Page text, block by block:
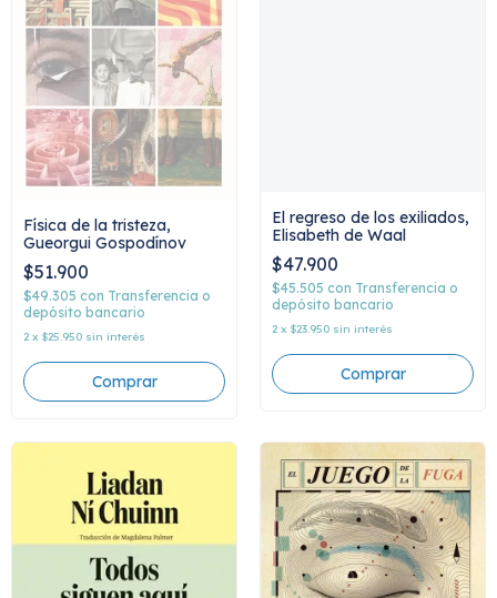
Física de la tristeza,
Gueorgui Gospodínov
$51.900
$49.305 con Transferencia o
depósito bancario
2 x $25.950 sin interés
El regreso de los exiliados,
Elisabeth de Waal
$47.900
$45.505 con Transferencia o
depósito bancario
2 x $23.950 sin interés